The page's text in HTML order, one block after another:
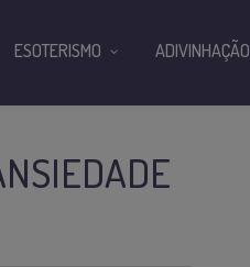
ESOTERISMO ADIVINHAÇÃO